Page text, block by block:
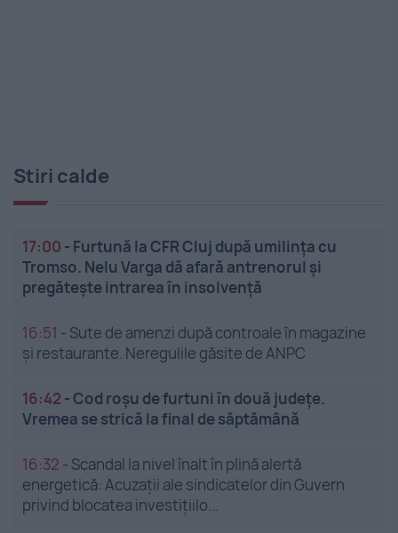
Stiri calde
17:00 - Furtună la CFR Cluj după umilința cu
Tromso. Nelu Varga dă afară antrenorul și
pregătește intrarea în insolvență
16:51 - Sute de amenzi după controale în magazine
și restaurante. Neregulile găsite de ANPC
16:42 -Cod roșu de furtuni în două județe.
Vremea se strică la final de săptămână
16:32 - Scandal la nivel înalt în plină alertă
energetică: Acuzații ale sindicatelor din Guvern
privind blocatea investițiilo...